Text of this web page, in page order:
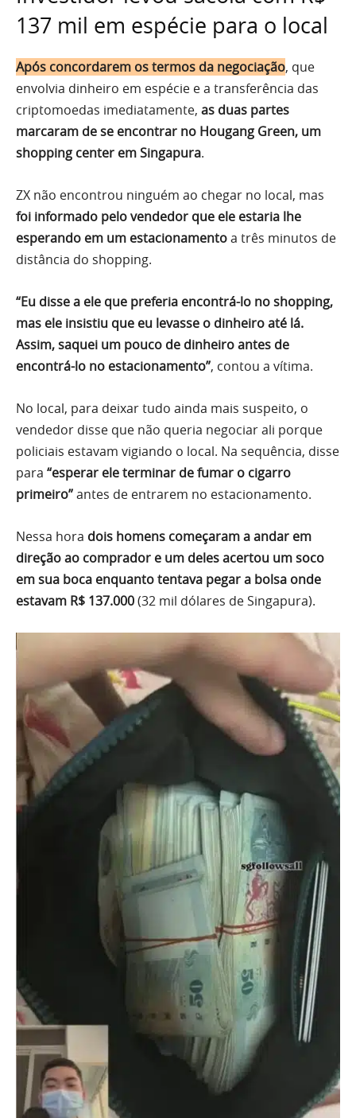
137 mil em espécie para o local
Após concordarem os termos da negociação, que
envolvia dinheiro em espécie e a transferência das
criptomoedas imediatamente, as duas partes
marcaram de se encontrar no Hougang Green, um
shopping center em Singapura.
ZX não encontrou ninguém ao chegar no local, mas
foi informado pelo vendedor que ele estaria lhe
esperando em um estacionamentoa três minutos de
distância do shopping.
“Eu disse a ele que preferia encontrá-lo no shopping,
mas ele insistiu que eu levasse o dinheiro até lá.
Assim, saquei um pouco de dinheiro antes de
encontrá-lo no estacionamento”, contou a vítima.
No local, para deixar tudo ainda mais suspeito, o
vendedor disse que não queria negociar ali porque
policiais estavam vigiando o local. Na sequência, disse
para “esperar ele terminar de fumar o cigarro
primeiro”antes de entrarem no estacionamento.
Nessa hora dois homens começaram a andar em
direção ao comprador e um deles acertou um soco
em sua boca enquanto tentava pegar a bolsa onde
estavam R$ 137.000(32 mil dólares de Singapura).